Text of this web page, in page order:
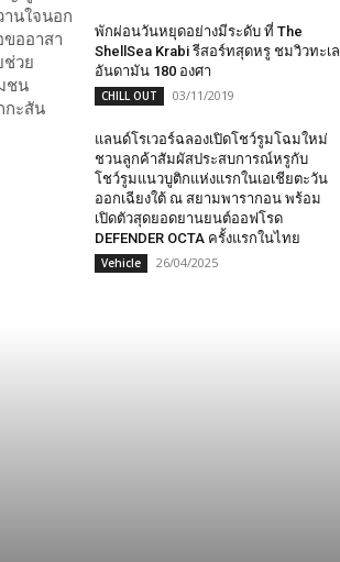
พักผ่อนวันหยุดอย่างมีระดับ​ ที่​ The
ShellSea Krabi รีสอร์ทสุดหรู​ ชมวิวทะเล
อันดามัน 180 องศา
CHILL OUT 03/11/2019
แลนด์โรเวอร์ฉลองเปิดโชว์รูมโฉมใหม่
ชวนลูกค้าสัมผัสประสบการณ์หรูกับ
โชว์รูมแนวบูติกแห่งแรกในเอเชียตะวัน
ออกเฉียงใต้ ณ สยามพารากอน พร้อม
เปิดตัวสุดยอดยานยนต์ออฟโรด
DEFENDER OCTA ครั้งแรกในไทย
Vehicle 26/04/2025